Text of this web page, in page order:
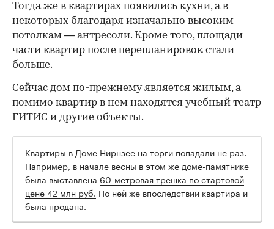
Тогда же в квартирах появились кухни, а в
некоторых благодаря изначально высоким
потолкам — антресоли. Кроме того, площади
части квартир после перепланировок стали
больше.
Сейчас дом по-прежнему является жилым, а
помимо квартир в нем находятся учебный театр
ГИТИС и другие объекты.
Квартиры в Доме Нирнзее на торги попадали не раз.
Например, в начале весны в этом же доме-памятнике
была выставлена 60-метровая трешка по стартовой
цене 42 млн руб. По ней же впоследствии квартира и
была продана.